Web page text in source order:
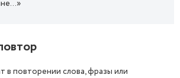
в повторении слова, фразы или